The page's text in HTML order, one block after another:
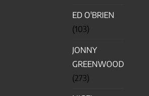
ED O'BRIEN
(103)
JONNY
GREENWOOD
(273)